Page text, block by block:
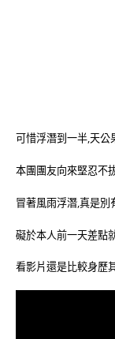
可惜浮潛到一半,天公
本團團友向來堅忍不
冒著風雨浮潛,真是別
礙於本人前一天差點
看影片還是比較身歷